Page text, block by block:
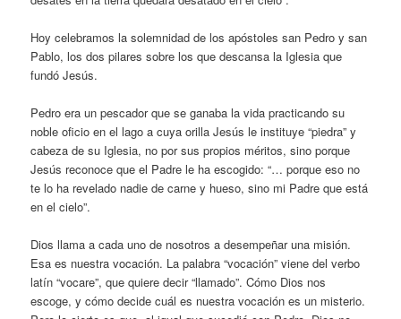
Hoy celebramos la solemnidad de los apóstoles san Pedro y san
Pablo, los dos pilares sobre los que descansa la Iglesia que
fundó Jesús.
Pedro era un pescador que se ganaba la vida practicando su
noble oficio en el lago a cuya orilla Jesús le instituye “piedra” y
cabeza de su Iglesia, no por sus propios méritos, sino porque
Jesús reconoce que el Padre le ha escogido: “… porque eso no
te lo ha revelado nadie de carne y hueso, sino mi Padre que está
en el cielo”.
Dios llama a cada uno de nosotros a desempeñar una misión.
Esa es nuestra vocación. La palabra “vocación” viene del verbo
latín “vocare”, que quiere decir “llamado”. Cómo Dios nos
escoge, y cómo decide cuál es nuestra vocación es un misterio.